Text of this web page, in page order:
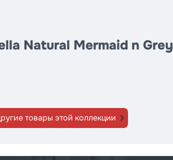
Natural Mermaid n Grey
товары этой коллекции